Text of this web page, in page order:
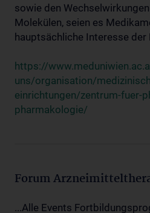
sowie den
Molekülen, seien es
hauptsächliche Interesse der
https://
uns/organisation/
einrichtungen/zentrum-fuer-
pharmakologie/
Forum
...Alle Events